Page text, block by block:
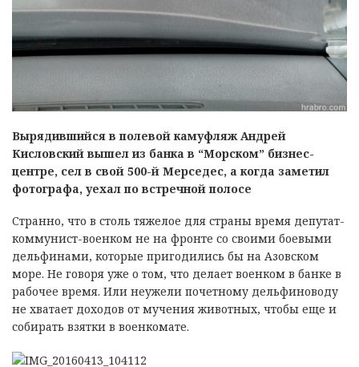
Вырядившийся в полевой камуфляж Андрей
Кисловский вышел из банка в “Морском” бизнес-
центре, сел в свой 500-й Мерседес, а когда заметил
фотографа, уехал по встречной полосе
Странно, что в столь тяжелое для страны время депутат-
коммунист-военком не на фронте со своими боевыми
дельфинами, которые пригодились бы на Азовском
море. Не говоря уже о том, что делает военком в банке в
рабочее время. Или неужели почетному дельфиноводу
не хватает доходов от мучения животных, чтобы еще и
собирать взятки в военкомате.